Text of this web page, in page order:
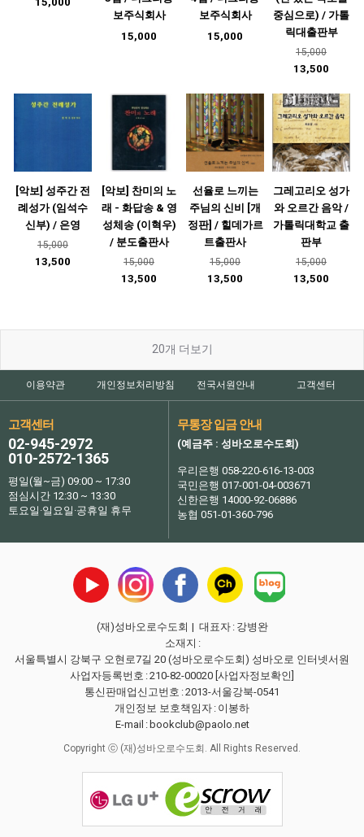
보주식회사
15,000
보주식회사
15,000
중심으로) / 가톨
릭대출판부
15,000
13,500
[악보] 성주간 전
례성가 (임석수
신부) / 은영
15,000
13,500
[악보] 찬미의 노
래 - 화답송 & 영
성체송 (이혁우)
/ 분도출판사
15,000
13,500
선율로 느끼는
주님의 신비 [개
정판] / 힐데가르
트출판사
15,000
13,500
그레고리오 성가
와 오르간 음악 /
가톨릭대학교 출
판부
15,000
13,500
20개 더보기
이용약관 개인정보처리방침 전국서원안내 고객센터
고객센터
02-945-2972
010-2572-1365
평일(월~금) 09:00 ~ 17:30
점심시간 12:30 ~ 13:30
토요일·일요일·공휴일 휴무
무통장 입금 안내
(예금주 : 성바오로수도회)
우리은행 058-220-616-13-003
국민은행 017-001-04-003671
신한은행 14000-92-06886
농협 051-01-360-796
(재)성바오로수도회 | 대표자 : 강병완
소재지 :
서울특별시 강북구 오현로7길 20 (성바오로수도회) 성바오로 인터넷서원
사업자등록번호 :210-82-00020 [사업자정보확인]
통신판매업신고번호 :2013-서울강북-0541
개인정보 보호책임자 : 이봉하
E-mail : bookclub@paolo.net
Copyright ⓒ (재)성바오로수도회. All Rights Reserved.